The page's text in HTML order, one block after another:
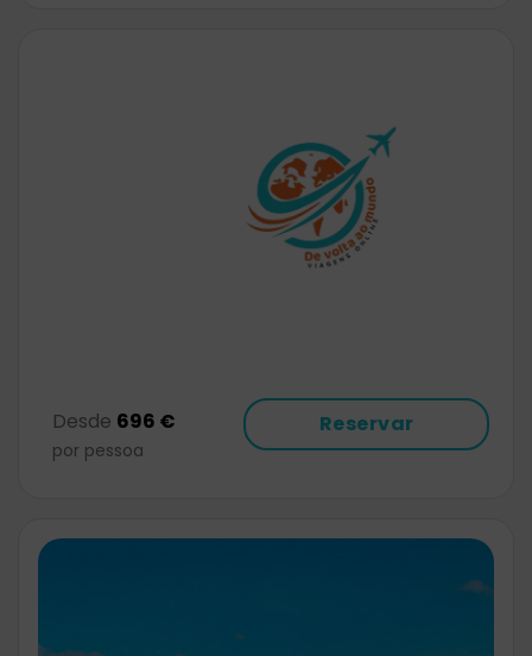
Desde 696 €
por pessoa
Reservar